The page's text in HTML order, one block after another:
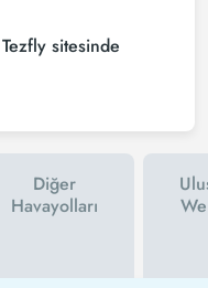
sitesinde
Diğer
Havayolları